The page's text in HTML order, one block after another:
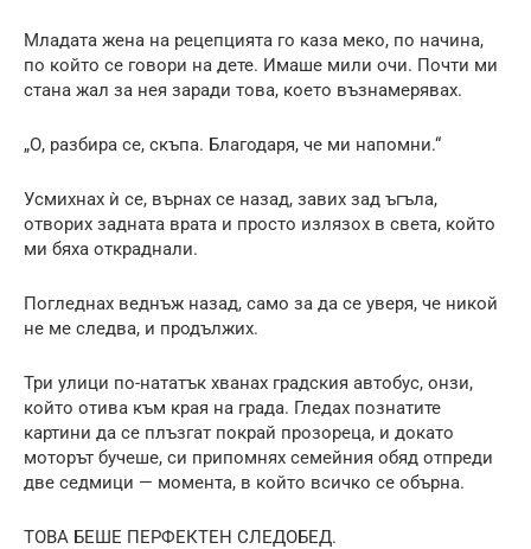
Младата жена на рецепцията го каза меко, по начина,
по който се говори на дете. Имаше мили очи. Почти ми
стана жал за нея заради това, което възнамерявах.
„О, разбира се, скъпа. Благодаря, че ми напомни.“
Усмихнах ѝ се, върнах се назад, завих зад ъгъла,
отворих задната врата и просто излязох в света, който
ми бяха откраднали.
Погледнах веднъж назад, само за да се уверя, че никой
не ме следва, и продължих.
Три улици по-нататък хванах градския автобус, онзи,
който отива към края на града. Гледах познатите
картини да се плъзгат покрай прозореца, и докато
моторът бучеше, си припомнях семейния обяд отпреди
две седмици — момента, в който всичко се обърна.
ТОВА БЕШЕ ПЕРФЕКТЕН СЛЕДОБЕД.